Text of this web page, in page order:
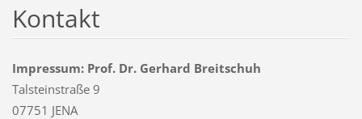
Kontakt
Impressum: Prof. Dr. Gerhard Breitschuh
Talsteinstraße 9
07751 JENA